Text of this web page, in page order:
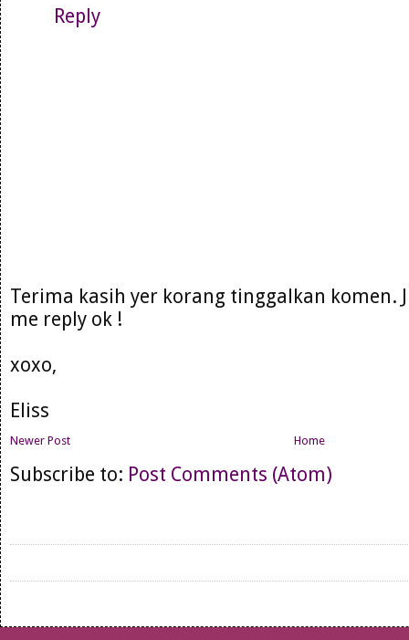
Reply
Terima kasih yer korang tinggalkan komen.
me reply ok !
xoxo,
Eliss
Newer Post Home
Subscribe to: Post Comments (Atom)